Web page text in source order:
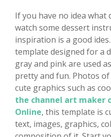
If you have no idea what
watch some dessert
inspiration is a good
template designed for a
gray and pink are used
pretty and fun. Photos
cute graphics such as
the channel art maker
Online, this template is
text, images, graphics,